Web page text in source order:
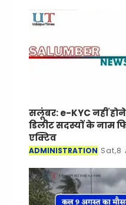
सलूंबर: e-KYC नहीं
डिलीट सदस्यों के नाम
एक्टिव
ADMINISTRATION Sat,8